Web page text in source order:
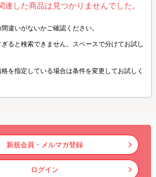
連した商品は見つかりませんでした。
違いがないかご確認ください。
ると検索できません。スペースで分けてお試し
を指定している場合は条件を変更してお試しく
新規会員・メルマガ登録
ログイン